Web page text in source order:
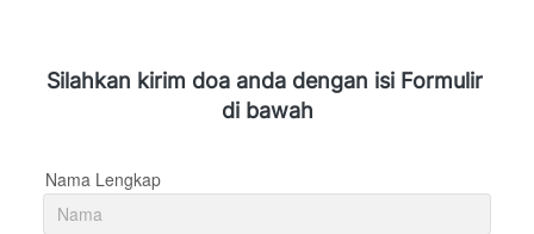
Silahkan kirim doa anda dengan isi Formulir
di bawah
Nama Lengkap